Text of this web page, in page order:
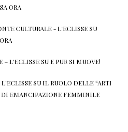
ORA
CULTURALE - L'ECLISSESU
– L'ECLISSESU E PUR SI MUOVE!
L'ECLISSESU IL RUOLO DELLE “ARTI
DI EMANCIPAZIONE FEMMINILE